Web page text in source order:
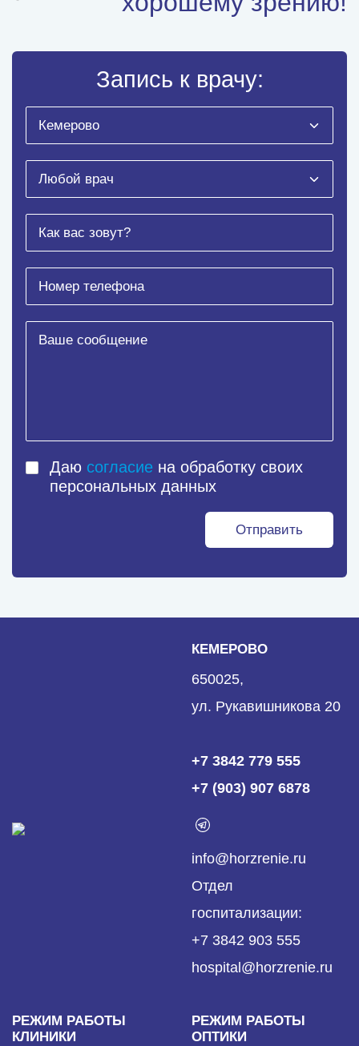
Запись к врачу:
Даю согласие на обработку своих
персональных данных
Отправить
КЕМЕРОВО
650025,
ул. Рукавишникова 20
+7 3842 779 555
+7 (903) 907 6878
info@horzrenie.ru
Отдел
госпитализации:
+7 3842 903 555
hospital@horzrenie.ru
РЕЖИМ РАБОТЫ
КЛИНИКИ
РЕЖИМ РАБОТЫ
ОПТИКИ